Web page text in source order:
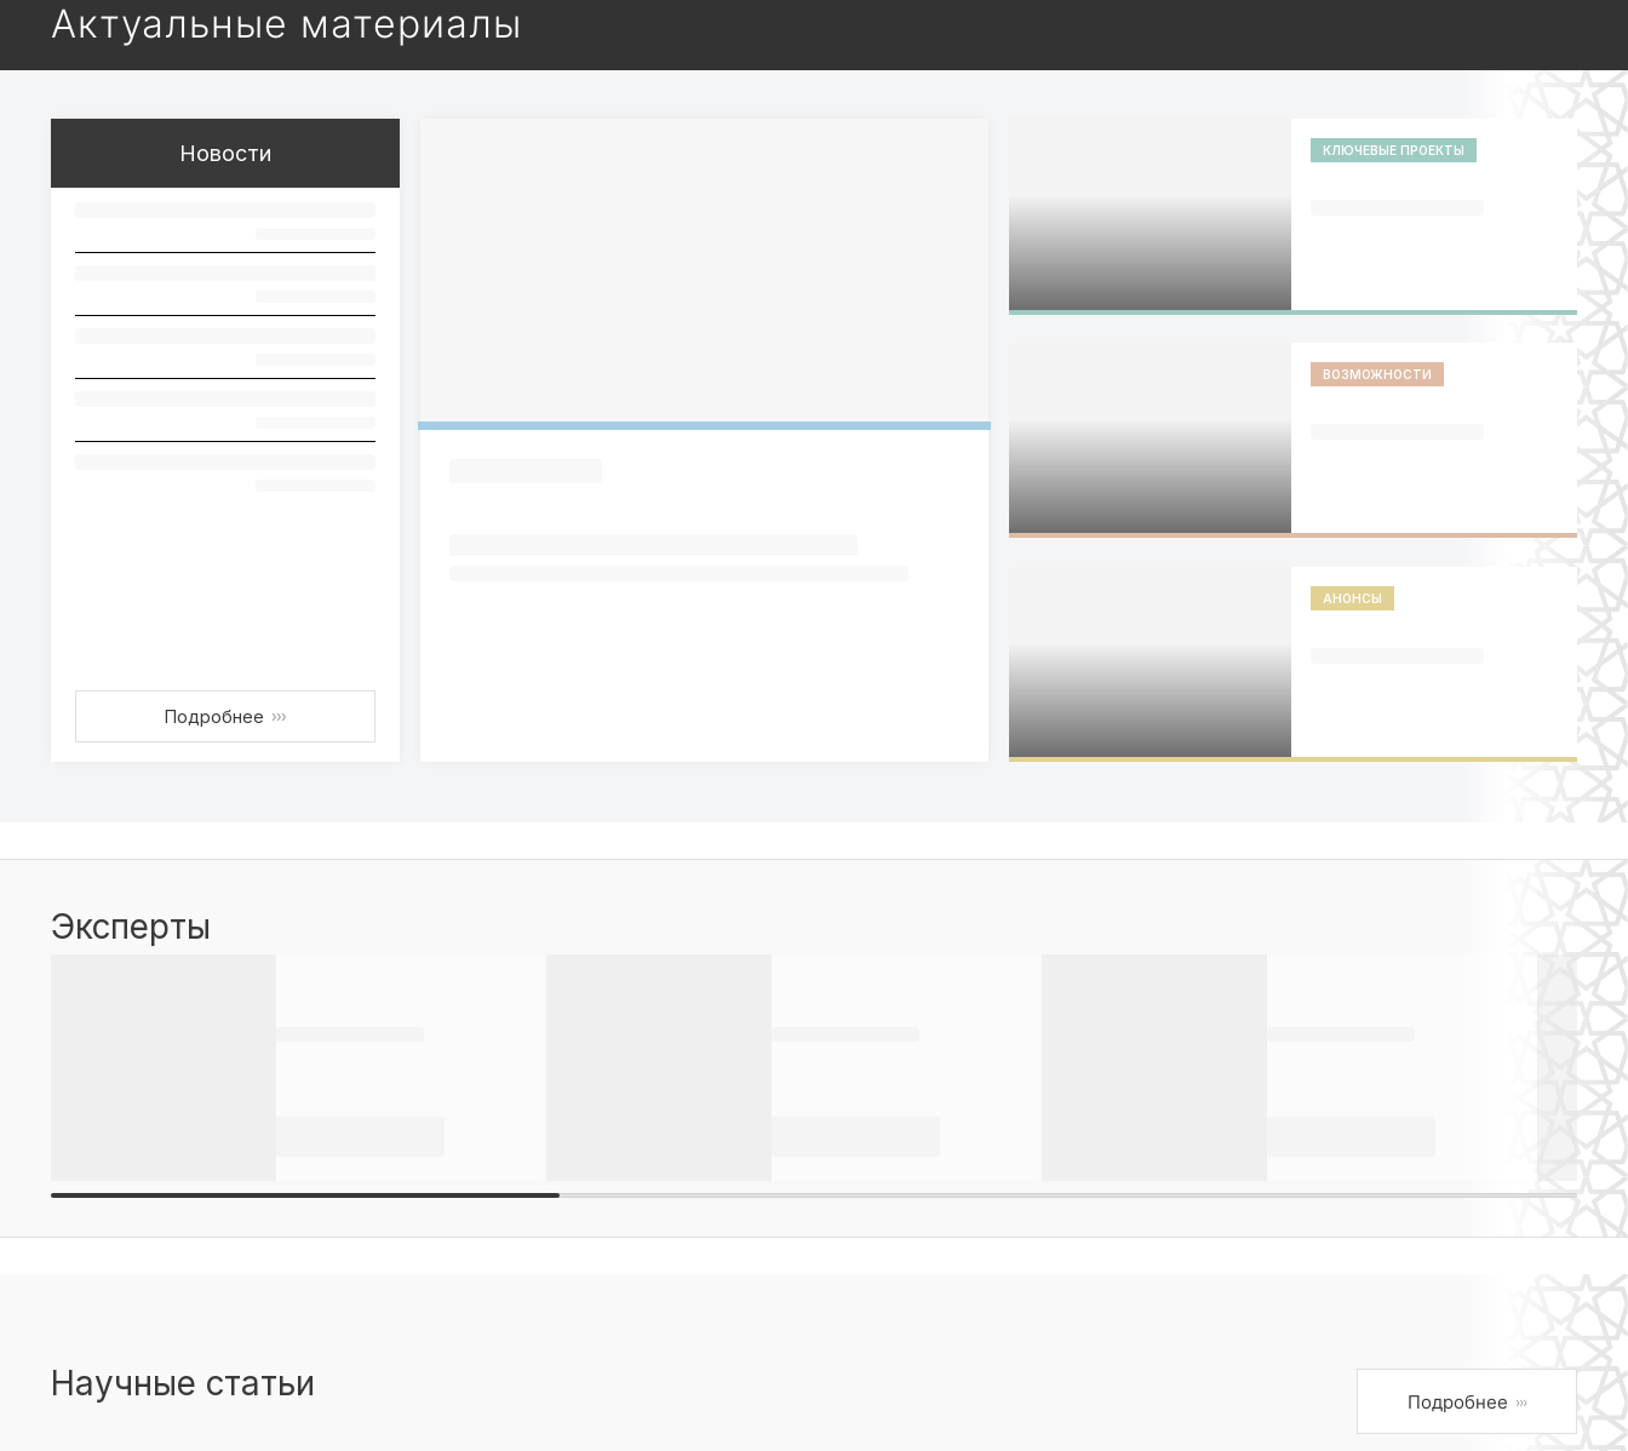
Актуальные материалы
Новости
Подробнее ›››
КЛЮЧЕВЫЕ ПРОЕКТЫ
ВОЗМОЖНОСТИ
АНОНСЫ
Эксперты
Научные статьи Подробнее ›››